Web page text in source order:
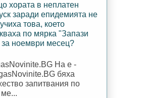
хората в неплатен
заради епидемията не
това, което
по мярка "Запази
ноември месец?
На е -
бяха
запитвания по